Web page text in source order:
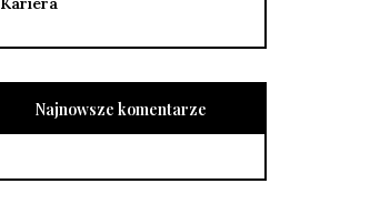
Najnowsze komentarze